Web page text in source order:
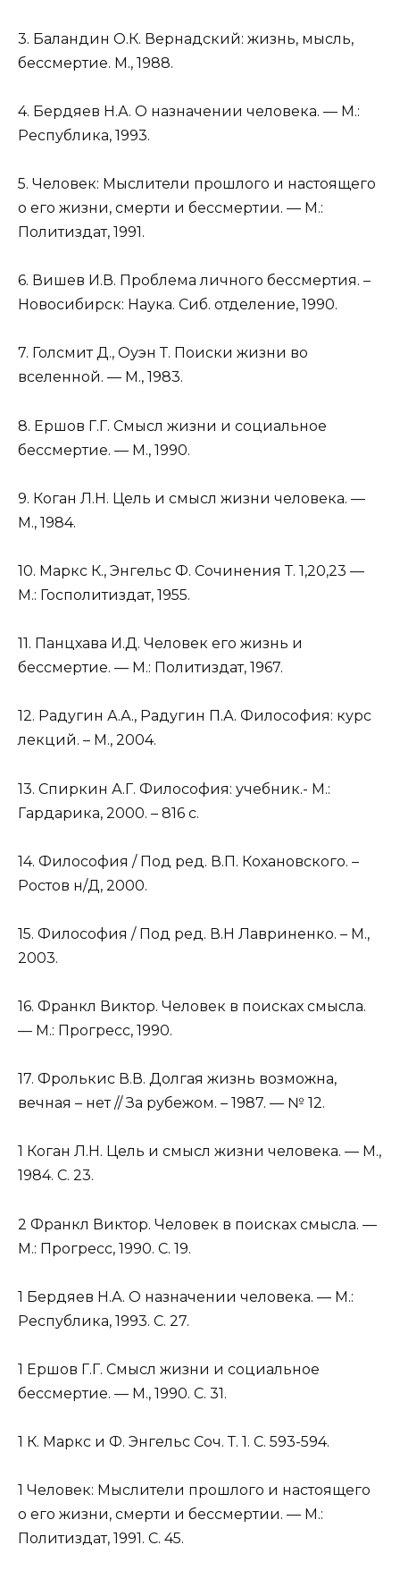
3. Баландин О.К. Вернадский: жизнь, мысль,
бессмертие. М., 1988.
4. Бердяев Н.А. О назначении человека. — М.:
Республика, 1993.
5. Человек: Мыслители прошлого и настоящего
о его жизни, смерти и бессмертии. — М.:
Политиздат, 1991.
6. Вишев И.В. Проблема личного бессмертия. –
Новосибирск: Наука. Сиб. отделение, 1990.
7. Голсмит Д., Оуэн Т. Поиски жизни во
вселенной. — М., 1983.
8. Ершов Г.Г. Смысл жизни и социальное
бессмертие. — М., 1990.
9. Коган Л.Н. Цель и смысл жизни человека. —
М., 1984.
10. Маркс К., Энгельс Ф. Сочинения Т. 1,20,23 —
М.: Госполитиздат, 1955.
11. Панцхава И.Д. Человек его жизнь и
бессмертие. — М.: Политиздат, 1967.
12. Радугин А.А., Радугин П.А. Философия: курс
лекций. – М., 2004.
13. Спиркин А.Г. Философия: учебник.- М.:
Гардарика, 2000. – 816 с.
14. Философия / Под ред. В.П. Кохановского. –
Ростов н/Д, 2000.
15. Философия / Под ред. В.Н Лавриненко. – М.,
2003.
16. Франкл Виктор. Человек в поисках смысла.
— М.: Прогресс, 1990.
17. Фролькис В.В. Долгая жизнь возможна,
вечная – нет // За рубежом. – 1987. — № 12.
1 Коган Л.Н. Цель и смысл жизни человека. — М.,
1984. С. 23.
2 Франкл Виктор. Человек в поисках смысла. —
М.: Прогресс, 1990. С. 19.
1 Бердяев Н.А. О назначении человека. — М.:
Республика, 1993. С. 27.
1 Ершов Г.Г. Смысл жизни и социальное
бессмертие. — М., 1990. С. 31.
1 К. Маркс и Ф. Энгельс Соч. Т. 1. С. 593-594.
1 Человек: Мыслители прошлого и настоящего
о его жизни, смерти и бессмертии. — М.:
Политиздат, 1991. С. 45.